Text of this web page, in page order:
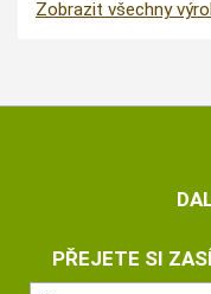
Zobrazit všechny
PŘEJETE SI